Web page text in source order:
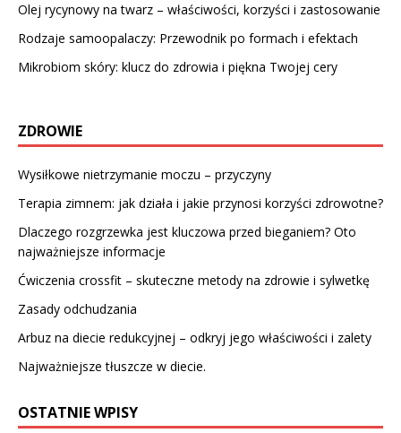
Olej rycynowy na twarz – właściwości, korzyści i zastosowanie
Rodzaje samoopalaczy: Przewodnik po formach i efektach
Mikrobiom skóry: klucz do zdrowia i piękna Twojej cery
ZDROWIE
Wysiłkowe nietrzymanie moczu – przyczyny
Terapia zimnem: jak działa i jakie przynosi korzyści zdrowotne?
Dlaczego rozgrzewka jest kluczowa przed bieganiem? Oto
najważniejsze informacje
Ćwiczenia crossfit – skuteczne metody na zdrowie i sylwetkę
Zasady odchudzania
Arbuz na diecie redukcyjnej – odkryj jego właściwości i zalety
Najważniejsze tłuszcze w diecie.
OSTATNIE WPISY